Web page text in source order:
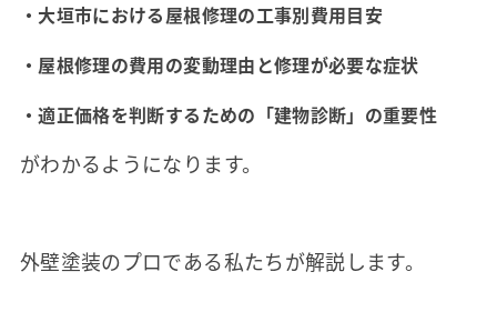
・大垣市における屋根修理の工事別費用目安
・屋根修理の費用の変動理由と修理が必要な症状
・適正価格を判断するための「建物診断」の重要性
がわかるようになります。
外壁塗装のプロである私たちが解説します。